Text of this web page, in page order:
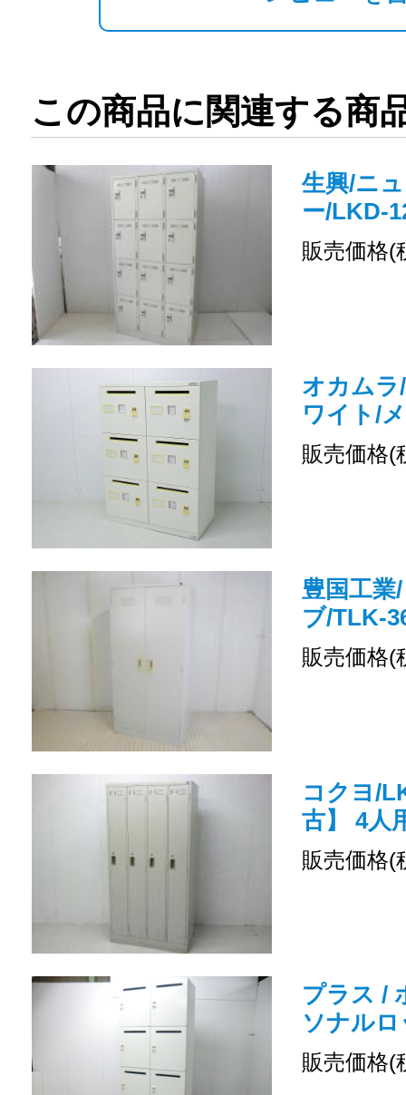
この商品に関連する商
生興/ニ
ー/LKD-
販売価格(
オカム
ワイト/
販売価格(
豊国工業
ブ/TLK-
販売価格(
コクヨ/
古】 4人
販売価格(
プラス /
ソナル
販売価格(